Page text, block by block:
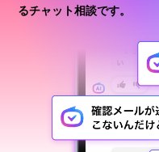
るチャット相談です。